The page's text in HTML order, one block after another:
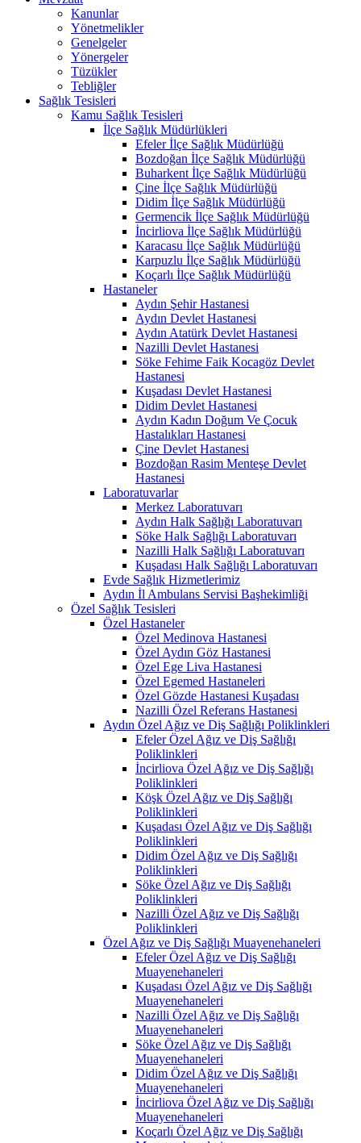
Kanunlar
Yönetmelikler
Genelgeler
Yönergeler
Tüzükler
Tebliğler
Sağlık Tesisleri
Kamu Sağlık Tesisleri
İlçe Sağlık Müdürlükleri
Efeler İlçe Sağlık Müdürlüğü
Bozdoğan İlçe Sağlık Müdürlüğü
Buharkent İlçe Sağlık Müdürlüğü
Çine İlçe Sağlık Müdürlüğü
Didim İlçe Sağlık Müdürlüğü
Germencik İlçe Sağlık Müdürlüğü
İncirliova İlçe Sağlık Müdürlüğü
Karacasu İlçe Sağlık Müdürlüğü
Karpuzlu İlçe Sağlık Müdürlüğü
Koçarlı İlçe Sağlık Müdürlüğü
Hastaneler
Aydın Şehir Hastanesi
Aydın Devlet Hastanesi
Aydın Atatürk Devlet Hastanesi
Nazilli Devlet Hastanesi
Söke Fehime Faik Kocagöz Devlet
Hastanesi
Kuşadası Devlet Hastanesi
Didim Devlet Hastanesi
Aydın Kadın Doğum Ve Çocuk
Hastalıkları Hastanesi
Çine Devlet Hastanesi
Bozdoğan Rasim Menteşe Devlet
Hastanesi
Laboratuvarlar
Merkez Laboratuvarı
Aydın Halk Sağlığı Laboratuvarı
Söke Halk Sağlığı Laboratuvarı
Nazilli Halk Sağlığı Laboratuvarı
Kuşadası Halk Sağlığı Laboratuvarı
Evde Sağlık Hizmetlerimiz
Aydın İl Ambulans Servisi Başhekimliği
Özel Sağlık Tesisleri
Özel Hastaneler
Özel Medinova Hastanesi
Özel Aydın Göz Hastanesi
Özel Ege Liva Hastanesi
Özel Egemed Hastaneleri
Özel Gözde Hastanesi Kuşadası
Nazilli Özel Referans Hastanesi
Aydın Özel Ağız ve Diş Sağlığı Poliklinkleri
Efeler Özel Ağız ve Diş Sağlığı
Poliklinkleri
İncirliova Özel Ağız ve Diş Sağlığı
Poliklinkleri
Köşk Özel Ağız ve Diş Sağlığı
Poliklinkleri
Kuşadası Özel Ağız ve Diş Sağlığı
Poliklinkleri
Didim Özel Ağız ve Diş Sağlığı
Poliklinkleri
Söke Özel Ağız ve Diş Sağlığı
Poliklinkleri
Nazilli Özel Ağız ve Diş Sağlığı
Poliklinkleri
Özel Ağız ve Diş Sağlığı Muayenehaneleri
Efeler Özel Ağız ve Diş Sağlığı
Muayenehaneleri
Kuşadası Özel Ağız ve Diş Sağlığı
Muayenehaneleri
Nazilli Özel Ağız ve Diş Sağlığı
Muayenehaneleri
Söke Özel Ağız ve Diş Sağlığı
Muayenehaneleri
Didim Özel Ağız ve Diş Sağlığı
Muayenehaneleri
İncirliova Özel Ağız ve Diş Sağlığı
Muayenehaneleri
Koçarlı Özel Ağız ve Diş Sağlığı